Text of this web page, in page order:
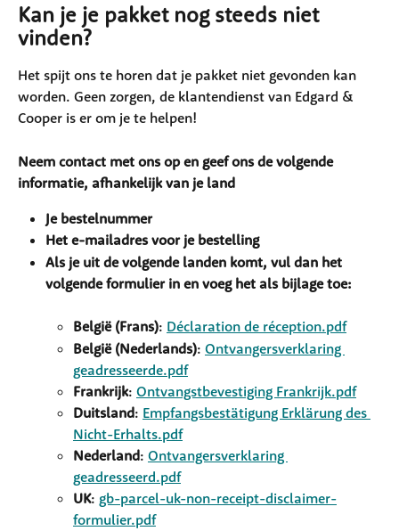
Kan je je pakket nog steeds niet
vinden?
Het spijt ons te horen dat je pakket niet gevonden kan
worden. Geen zorgen, de klantendienst van Edgard &
Cooper is er om je te helpen!
Neem contact met ons op en geef ons de volgende
informatie, afhankelijk van je land
Je bestelnummer
Het e-mailadres voor je bestelling
Als je uit de volgende landen komt, vul dan het
volgende formulier in en voeg het als bijlage toe:
België (Frans): Déclaration de réception.pdf
België (Nederlands): Ontvangersverklaring
geadresseerde.pdf
Frankrijk: Ontvangstbevestiging Frankrijk.pdf
Duitsland: Empfangsbestätigung Erklärung des
Nicht-Erhalts.pdf
Nederland: Ontvangersverklaring
geadresseerd.pdf
UK: gb-parcel-uk-non-receipt-disclaimer-
formulier.pdf